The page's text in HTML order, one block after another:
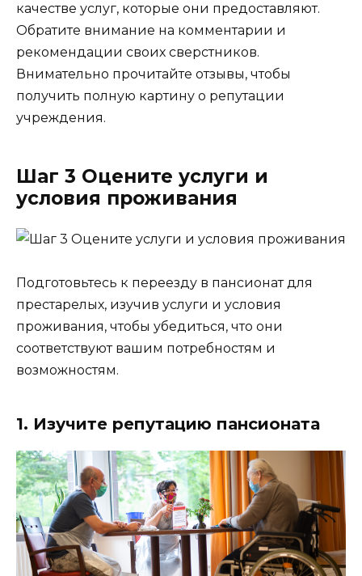
качестве услуг, которые они предоставляют.
Обратите внимание на комментарии и
рекомендации своих сверстников.
Внимательно прочитайте отзывы, чтобы
получить полную картину о репутации
учреждения.
Шаг 3 Оцените услуги и
условия проживания
Подготовьтесь к переезду в пансионат для
престарелых, изучив услуги и условия
проживания, чтобы убедиться, что они
соответствуют вашим потребностям и
возможностям.
1. Изучите репутацию пансионата